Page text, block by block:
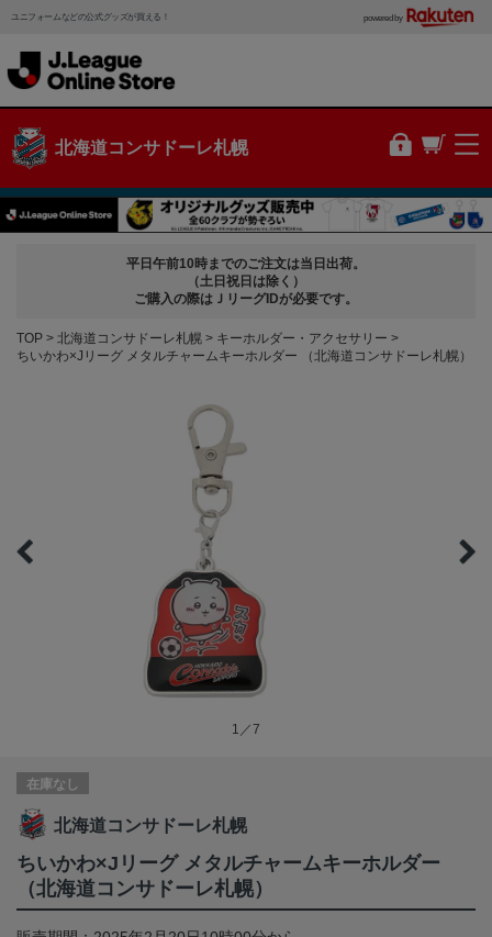
ユニフォームなどの公式グッズが買える！ powered by
北海道コンサドーレ札幌
平日午前10時までのご注文は当日出荷。
（土日祝日は除く）
ご購入の際はＪリーグIDが必要です。
TOP 北海道コンサドーレ札幌
キーホルダー・アクセサリー
ちいかわ×Jリーグ メタルチャームキーホルダー （北海道コンサドーレ札幌）
1／7
在庫なし
北海道コンサドーレ札幌
ちいかわ×Jリーグ メタルチャームキーホルダー
（北海道コンサドーレ札幌）